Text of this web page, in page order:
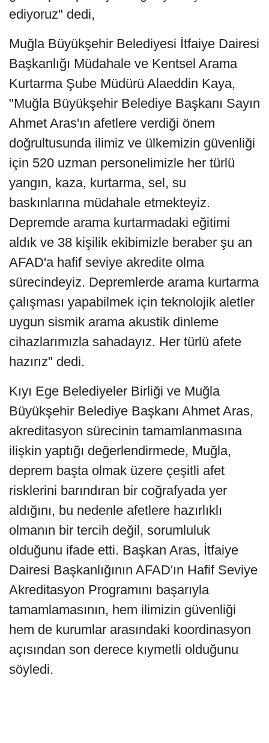
ediyoruz" dedi,
Muğla Büyükşehir Belediyesi İtfaiye Dairesi
Başkanlığı Müdahale ve Kentsel Arama
Kurtarma Şube Müdürü Alaeddin Kaya,
"Muğla Büyükşehir Belediye Başkanı Sayın
Ahmet Aras'ın afetlere verdiği önem
doğrultusunda ilimiz ve ülkemizin güvenliği
için 520 uzman personelimizle her türlü
yangın, kaza, kurtarma, sel, su
baskınlarına müdahale etmekteyiz.
Depremde arama kurtarmadaki eğitimi
aldık ve 38 kişilik ekibimizle beraber şu an
AFAD'a hafif seviye akredite olma
sürecindeyiz. Depremlerde arama kurtarma
çalışması yapabilmek için teknolojik aletler
uygun sismik arama akustik dinleme
cihazlarımızla sahadayız. Her türlü afete
hazırız" dedi.
Kıyı Ege Belediyeler Birliği ve Muğla
Büyükşehir Belediye Başkanı Ahmet Aras,
akreditasyon sürecinin tamamlanmasına
ilişkin yaptığı değerlendirmede, Muğla,
deprem başta olmak üzere çeşitli afet
risklerini barındıran bir coğrafyada yer
aldığını, bu nedenle afetlere hazırlıklı
olmanın bir tercih değil, sorumluluk
olduğunu ifade etti. Başkan Aras, İtfaiye
Dairesi Başkanlığının AFAD'ın Hafif Seviye
Akreditasyon Programını başarıyla
tamamlamasının, hem ilimizin güvenliği
hem de kurumlar arasındaki koordinasyon
açısından son derece kıymetli olduğunu
söyledi.